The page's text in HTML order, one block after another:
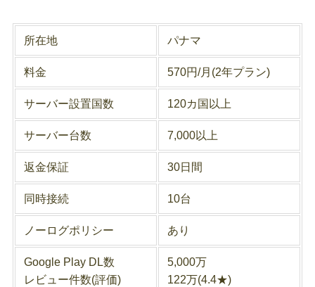
所在地 パナマ
料金 570円/月(2年プラン)
サーバー設置国数 120カ国以上
サーバー台数 7,000以上
返金保証 30日間
同時接続 10台
ノーログポリシー あり
Google Play DL数
レビュー件数(評価)
5,000万
122万(4.4★)